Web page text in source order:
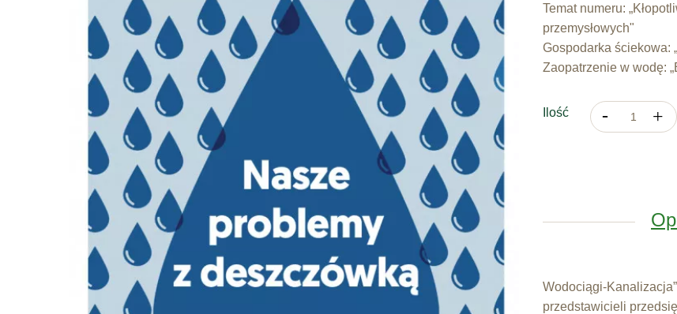
Temat numeru:
przemysłowych"
Gospodarka ściekowa:
Zaopatrzenie w wodę:
Ilość
Wodociągi-
przedstawicieli